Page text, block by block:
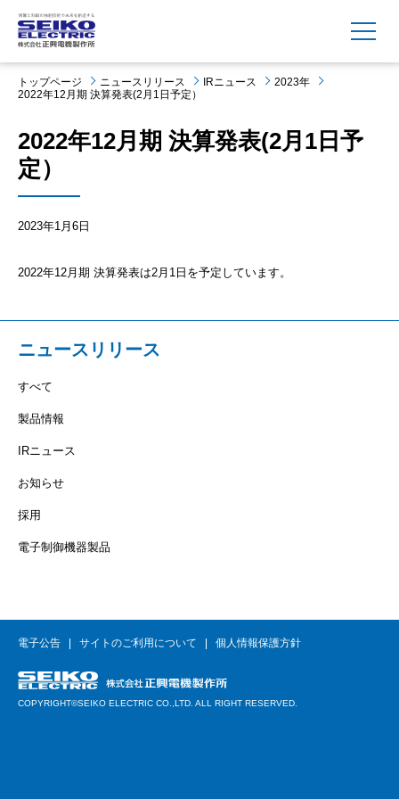
MENU
トップページ ニュースリリース IRニュース
2023年
2022年12月期 決算発表(2月1日予定）
2022年12月期 決算発表(2月1日予
定）
2023年1月6日
2022年12月期 決算発表は2月1日を予定しています。
ニュースリリース
すべて
製品情報
IRニュース
お知らせ
採用
電子制御機器製品
電子公告 サイトのご利用について 個人情報保護方針
COPYRIGHT©SEIKO ELECTRIC CO.,LTD. ALL RIGHT RESERVED.